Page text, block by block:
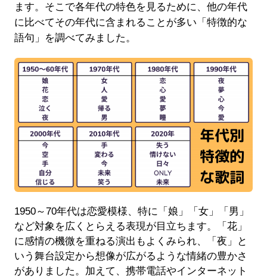
ます。そこで各年代の特色を見るために、他の年代
に比べてその年代に含まれることが多い「特徴的な
語句」を調べてみました。
1950～70年代は恋愛模様、特に「娘」「女」「男」
など対象を広くとらえる表現が目立ちます。「花」
に感情の機微を重ねる演出もよくみられ、「夜」と
いう舞台設定から想像が広がるような情緒の豊かさ
がありました。加えて、携帯電話やインターネット